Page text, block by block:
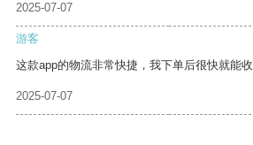
2025-07-07
游客
这款app的物流非常快捷，我下单后很快就能收
2025-07-07